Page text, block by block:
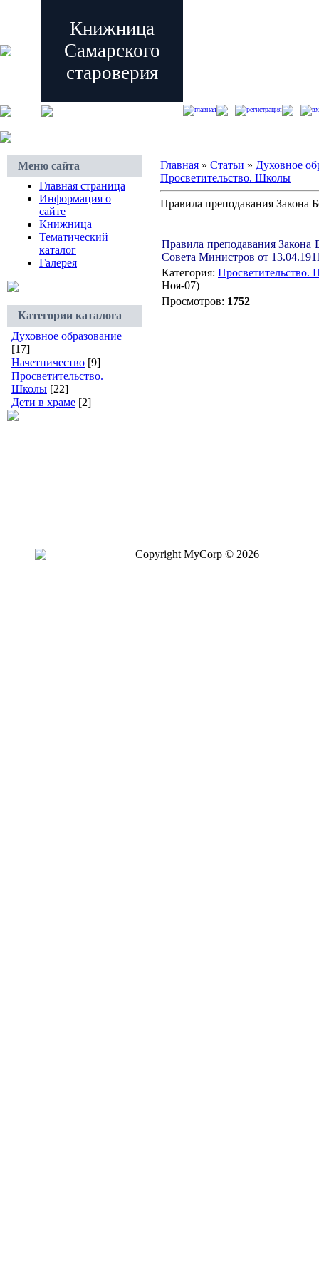
Книжница
Самарского
староверия
главная регистрация
Меню сайта
Главная страница
Информация о
сайте
Книжница
Тематический
каталог
Галерея
Категории каталога
Духовное образование
[17]
Начетничество [9]
Просветительство.
Школы [22]
Дети в храме [2]
Главная » Статьи » Духовное
Просветительство. Школы
Правила преподавания Закона
Правила преподавания Закона
Совета Министров от
Категория: Просветительство.
Ноя-07)
Просмотров: 1752
Copyright MyCorp © 2026